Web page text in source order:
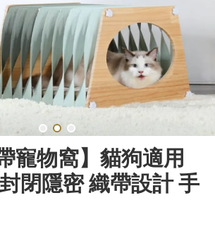
寵物窩】貓狗適用
閉隱密 織帶設計 手